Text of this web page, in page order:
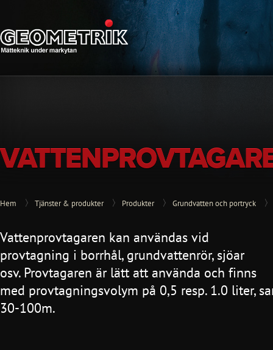
Hem Tjänster & produkter Produkter Grundvatten och portryck
Vattenprovtagaren kan användas vid
provtagning i borrhål, grundvattenrör, sjöar
osv. Provtagaren är lätt att använda och finns
med provtagningsvolym på 0,5 resp. 1.0 liter,
30-100m.